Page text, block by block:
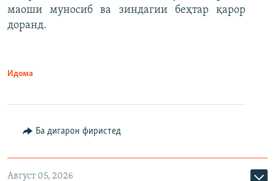
маоши муносиб ва зиндагии беҳтар қарор
доранд.
Идома
Ба дигарон фиристед
Август 05, 2026